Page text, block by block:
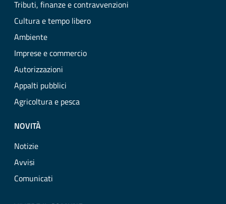
Tributi, finanze e contravvenzioni
Cultura e tempo libero
Ambiente
Imprese e commercio
Autorizzazioni
Appalti pubblici
Agricoltura e pesca
NOVITÀ
Notizie
Avvisi
Comunicati